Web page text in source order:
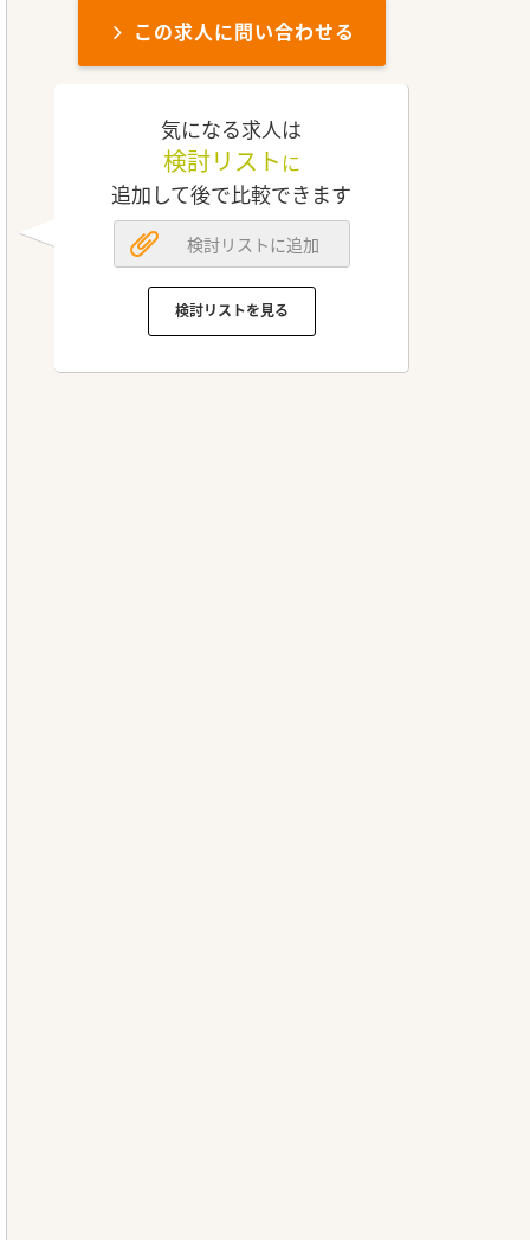
この求人に問い合わせる
気になる求人は
検討リスト に
追加して後で比較できます
検討リストに追加
検討リストを見る